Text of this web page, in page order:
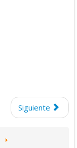
Siguiente